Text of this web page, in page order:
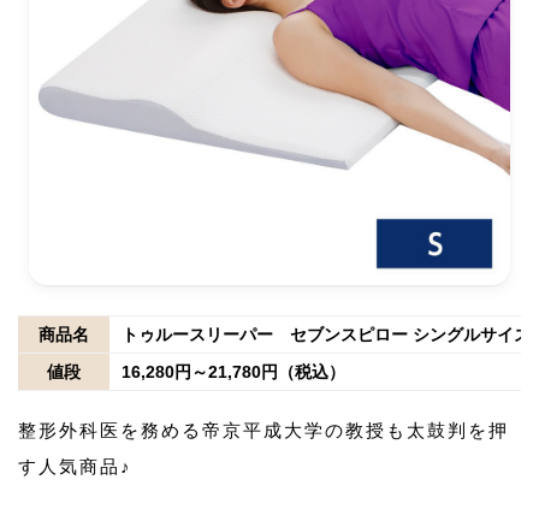
商品名
トゥルースリーパー セブンスピロー シングルサイズ
値段
16,280円～21,780円（税込）
整形外科医を務める帝京平成大学の教授も太鼓判を押
す人気商品♪